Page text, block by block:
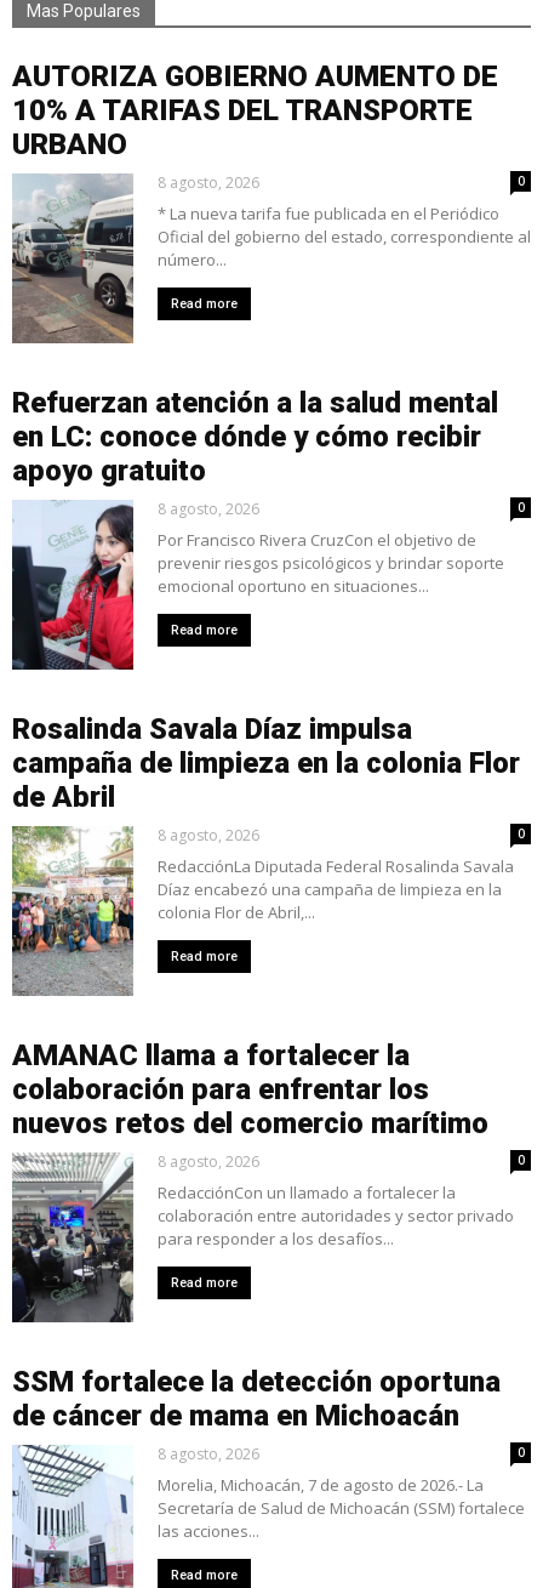
Mas Populares
AUTORIZA GOBIERNO AUMENTO DE
10% A TARIFAS DEL TRANSPORTE
URBANO
8 agosto, 2026 0
* La nueva tarifa fue publicada en el Periódico
Oficial del gobierno del estado, correspondiente al
número...
Read more
Refuerzan atención a la salud mental
en LC: conoce dónde y cómo recibir
apoyo gratuito
8 agosto, 2026 0
Por Francisco Rivera CruzCon el objetivo de
prevenir riesgos psicológicos y brindar soporte
emocional oportuno en situaciones...
Read more
Rosalinda Savala Díaz impulsa
campaña de limpieza en la colonia Flor
de Abril
8 agosto, 2026 0
RedacciónLa Diputada Federal Rosalinda Savala
Díaz encabezó una campaña de limpieza en la
colonia Flor de Abril,...
Read more
AMANAC llama a fortalecer la
colaboración para enfrentar los
nuevos retos del comercio marítimo
8 agosto, 2026 0
RedacciónCon un llamado a fortalecer la
colaboración entre autoridades y sector privado
para responder a los desafíos...
Read more
SSM fortalece la detección oportuna
de cáncer de mama en Michoacán
8 agosto, 2026 0
Morelia, Michoacán, 7 de agosto de 2026.- La
Secretaría de Salud de Michoacán (SSM) fortalece
las acciones...
Read more